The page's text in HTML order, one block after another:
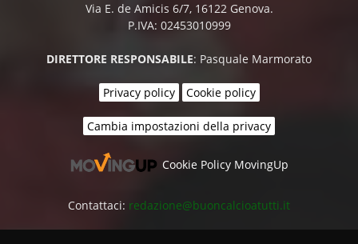
Via E. de Amicis 6/7, 16122 Genova.
P.IVA: 02453010999
DIRETTORE RESPONSABILE: Pasquale Marmorato
Privacy policy Cookie policy
Cambia impostazioni della privacy
Cookie Policy MovingUp
Contattaci: redazione@buoncalcioatutti.it